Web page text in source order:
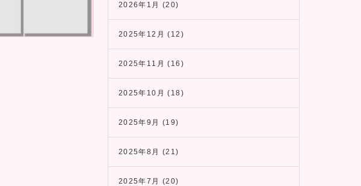
2026年1月 (20)
2025年12月 (12)
2025年11月 (16)
2025年10月 (18)
2025年9月 (19)
2025年8月 (21)
2025年7月 (20)